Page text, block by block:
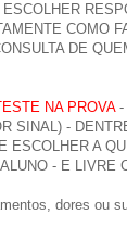
COMO
DE
NA PROVA-
SINAL) -
ESCOLHER A
- E LIVRE
dores ou